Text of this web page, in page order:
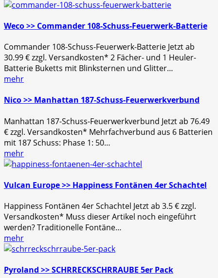
Weco >> Commander 108-Schuss-Feuerwerk-Batterie
Commander 108-Schuss-Feuerwerk-Batterie Jetzt ab
30.99 € zzgl. Versandkosten* 2 Fächer- und 1 Heuler-
Batterie Buketts mit Blinksternen und Glitter…
mehr
Nico >> Manhattan 187-Schuss-Feuerwerkverbund
Manhattan 187-Schuss-Feuerwerkverbund Jetzt ab 76.49
€ zzgl. Versandkosten* Mehrfachverbund aus 6 Batterien
mit 187 Schuss: Phase 1: 50…
mehr
Vulcan Europe >> Happiness Fontänen 4er Schachtel
Happiness Fontänen 4er Schachtel Jetzt ab 3.5 € zzgl.
Versandkosten* Muss dieser Artikel noch eingeführt
werden? Traditionelle Fontäne…
mehr
Pyroland >> SCHRRECKSCHRRAUBE 5er Pack